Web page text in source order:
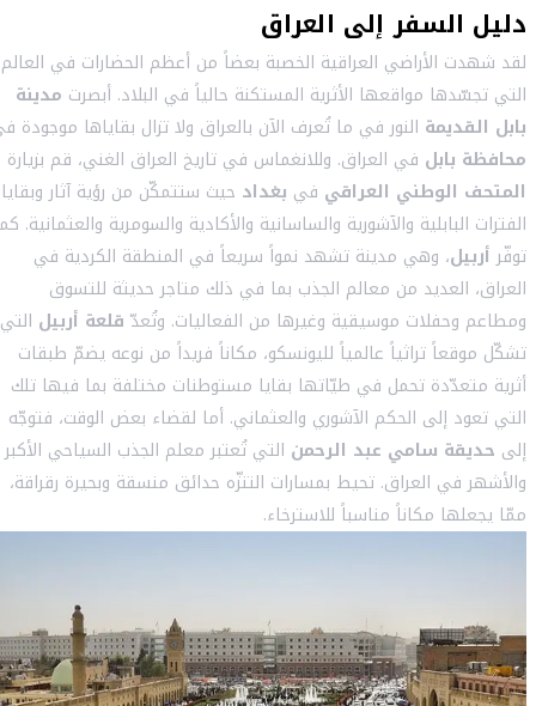
دليل السفر إلى العراق
لقد شهدت الأراضي العراقية الخصبة بعضاً من أعظم الحضارات في العالم
التي تجسّدها مواقعها الأثرية المستكنة حالياً في البلاد. أبصرت مدينة
بابل القديمة النور في ما تُعرف الآن بالعراق ولا تزال بقاياها موجودة
محافظة بابل في العراق. وللانغماس في تاريخ العراق الغني، قم بزيارة
المتحف الوطني العراقي في بغداد حيث ستتمكّن من رؤية آثار وبقايا
الفترات البابلية والآشورية والساسانية والأكادية والسومرية والعثمانية.
توفّرأربيل، وهي مدينة تشهد نمواً سريعاً في المنطقة الكردية في
العراق، العديد من معالم الجذب بما في ذلك متاجر حديثة للتسوق
ومطاعم وحفلات موسيقية وغيرها من الفعاليات. وتُعدّ قلعة أربيل التي
تشكّل موقعاً تراثياً عالمياً لليونسكو، مكاناً فريداً من نوعه يضمّ طبقات
أثرية متعدّدة تحمل في طيّاتها بقايا مستوطنات مختلفة بما فيها تلك
التي تعود إلى الحكم الآشوري والعثماني. أما لقضاء بعض الوقت، فتوجّه
إلى حديقة سامي عبد الرحمن التي تُعتبر معلم الجذب السياحي الأكبر
والأشهر في العراق. تحيط بمسارات التنزّه حدائق منسقة وبحيرة رقراقة،
ممّا يجعلها مكاناً مناسباً للاسترخاء.